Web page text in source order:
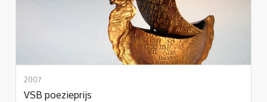
2007
VSB poezieprijs